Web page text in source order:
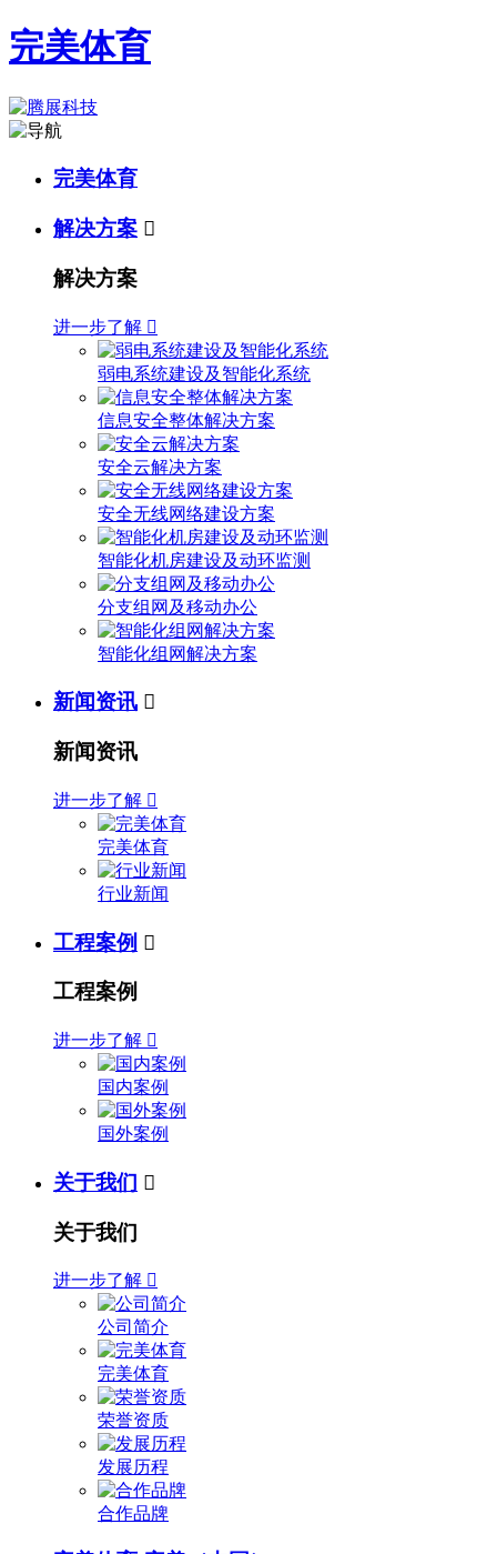
完美体育
完美体育
解决方案 
解决方案
进一步了解 
弱电系统建设及智能化系统
信息安全整体解决方案
安全云解决方案
安全无线网络建设方案
智能化机房建设及动环监测
分支组网及移动办公
智能化组网解决方案
新闻资讯 
新闻资讯
进一步了解 
完美体育
行业新闻
工程案例 
工程案例
进一步了解 
国内案例
国外案例
关于我们 
关于我们
进一步了解 
公司简介
完美体育
荣誉资质
发展历程
合作品牌